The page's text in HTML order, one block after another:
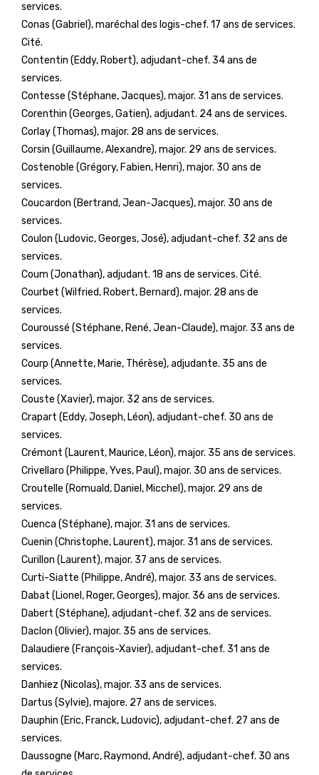
services.
Conas (Gabriel), maréchal des logis-chef. 17 ans de services.
Cité.
Contentin (Eddy, Robert), adjudant-chef. 34 ans de
services.
Contesse (Stéphane, Jacques), major. 31 ans de services.
Corenthin (Georges, Gatien), adjudant. 24 ans de services.
Corlay (Thomas), major. 28 ans de services.
Corsin (Guillaume, Alexandre), major. 29 ans de services.
Costenoble (Grégory, Fabien, Henri), major. 30 ans de
services.
Coucardon (Bertrand, Jean-Jacques), major. 30 ans de
services.
Coulon (Ludovic, Georges, José), adjudant-chef. 32 ans de
services.
Coum (Jonathan), adjudant. 18 ans de services. Cité.
Courbet (Wilfried, Robert, Bernard), major. 28 ans de
services.
Couroussé (Stéphane, René, Jean-Claude), major. 33 ans de
services.
Courp (Annette, Marie, Thérèse), adjudante. 35 ans de
services.
Couste (Xavier), major. 32 ans de services.
Crapart (Eddy, Joseph, Léon), adjudant-chef. 30 ans de
services.
Crémont (Laurent, Maurice, Léon), major. 35 ans de services.
Crivellaro (Philippe, Yves, Paul), major. 30 ans de services.
Croutelle (Romuald, Daniel, Micchel), major. 29 ans de
services.
Cuenca (Stéphane), major. 31 ans de services.
Cuenin (Christophe, Laurent), major. 31 ans de services.
Curillon (Laurent), major. 37 ans de services.
Curti-Siatte (Philippe, André), major. 33 ans de services.
Dabat (Lionel, Roger, Georges), major. 36 ans de services.
Dabert (Stéphane), adjudant-chef. 32 ans de services.
Daclon (Olivier), major. 35 ans de services.
Dalaudiere (François-Xavier), adjudant-chef. 31 ans de
services.
Danhiez (Nicolas), major. 33 ans de services.
Dartus (Sylvie), majore. 27 ans de services.
Dauphin (Eric, Franck, Ludovic), adjudant-chef. 27 ans de
services.
Daussogne (Marc, Raymond, André), adjudant-chef. 30 ans